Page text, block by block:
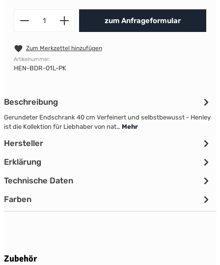
Produkt Anzahl: Gib den
zum Anfrageformular
Zum Merkzettel hinzufügen
Artikelnummer:
HEN-BDR-01L-PK
Beschreibung
Gerundeter Endschrank 40 cm Verfeinert und selbstbewusst - Henley
ist die Kollektion für Liebhaber von nat… Mehr
Hersteller
Erklärung
Technische Daten
Farben
Produktgalerie überspringen
Zubehör